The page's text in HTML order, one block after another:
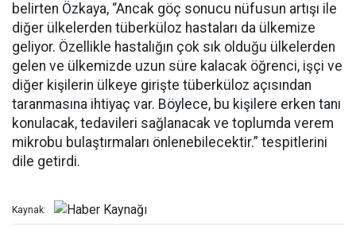
belirten Özkaya, “Ancak göç sonucu nüfusun artışı ile
diğer ülkelerden tüberküloz hastaları da ülkemize
geliyor. Özellikle hastalığın çok sık olduğu ülkelerden
gelen ve ülkemizde uzun süre kalacak öğrenci, işçi ve
diğer kişilerin ülkeye girişte tüberküloz açısından
taranmasına ihtiyaç var. Böylece, bu kişilere erken tanı
konulacak, tedavileri sağlanacak ve toplumda verem
mikrobu bulaştırmaları önlenebilecektir.” tespitlerini
dile getirdi.
Kaynak: